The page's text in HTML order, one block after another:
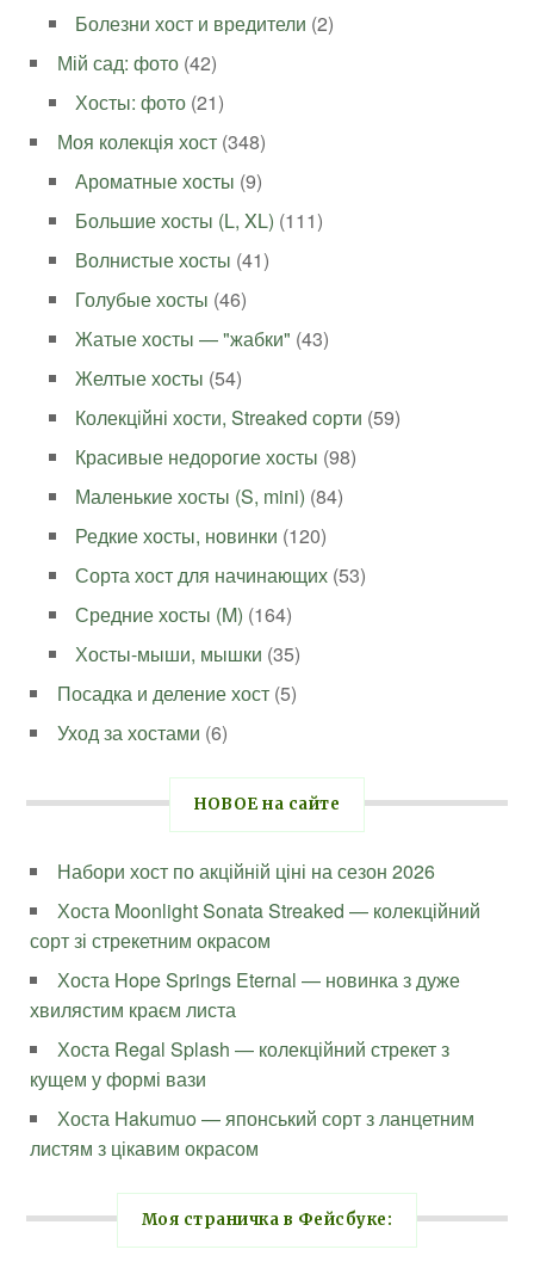
Болезни хост и вредители (2)
Мій сад: фото (42)
Хосты: фото (21)
Моя колекція хост (348)
Ароматные хосты (9)
Большие хосты (L, XL) (111)
Волнистые хосты (41)
Голубые хосты (46)
Жатые хосты — "жабки" (43)
Желтые хосты (54)
Колекційні хости, Streaked сорти (59)
Красивые недорогие хосты (98)
Маленькие хосты (S, mini) (84)
Редкие хосты, новинки (120)
Сорта хост для начинающих (53)
Средние хосты (M) (164)
Хосты-мыши, мышки (35)
Посадка и деление хост (5)
Уход за хостами (6)
НОВОЕ на сайте
Набори хост по акційній ціні на сезон 2026
Хоста Moonlight Sonata Streaked — колекційний
сорт зі стрекетним окрасом
Хоста Hope Springs Eternal — новинка з дуже
хвилястим краєм листа
Хоста Regal Splash — колекційний стрекет з
кущем у формі вази
Хоста Hakumuo — японський сорт з ланцетним
листям з цікавим окрасом
Моя страничка в Фейсбуке: